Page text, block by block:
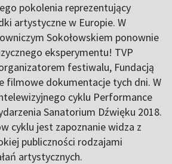
pokolenia reprezentujący
artystyczne w Europie. W
Sokołowskiem ponownie
eksperymentu! TVP
festiwalu, Fundacją
filmowe dokumentacje tych dni. W
cyklu Performance
Sanatorium Dźwięku 2018.
cyklu jest zapoznanie widza z
publiczności rodzajami
artystycznych.